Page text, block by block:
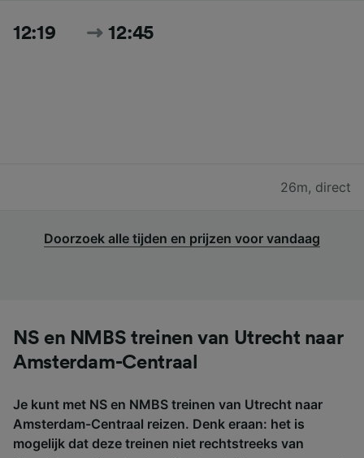
12:19 12:45
26m, direct
Doorzoek alle tijden en prijzen voor vandaag
NS en NMBS treinen van Utrecht naar
Amsterdam-Centraal
Je kunt met NS en NMBS treinen van Utrecht naar
Amsterdam-Centraal reizen. Denk eraan: het is
mogelijk dat deze treinen niet rechtstreeks van